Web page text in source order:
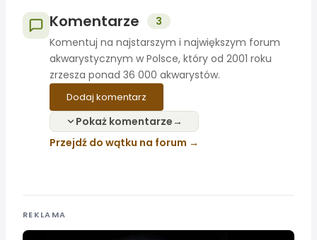
Komentarze
3
Komentuj na najstarszym i największym forum
akwarystycznym w Polsce, który od 2001 roku
zrzesza ponad 36 000 akwarystów.
Dodaj komentarz
Pokaż komentarze
Przejdź do wątku na forum
REKLAMA